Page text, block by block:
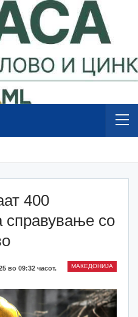
400
справување со
МАКЕДОНИЈА
во 09:32 часот.